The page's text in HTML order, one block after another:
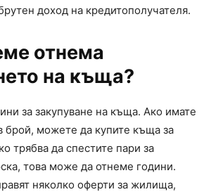
доход на кредитополучателя.
отнема
на къща?
за закупуване на къща. Ако имате
брой, можете да купите къща за
трябва да спестите пари за
това може да отнеме години.
няколко оферти за жилища,